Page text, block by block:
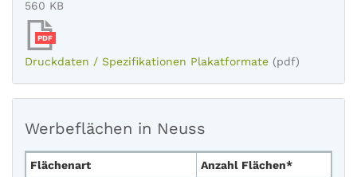
560 KB
PDF
Druckdaten / Spezifikationen Plakatformate (pdf)
Werbeflächen in Neuss
Flächenart
Anzahl Flächen*